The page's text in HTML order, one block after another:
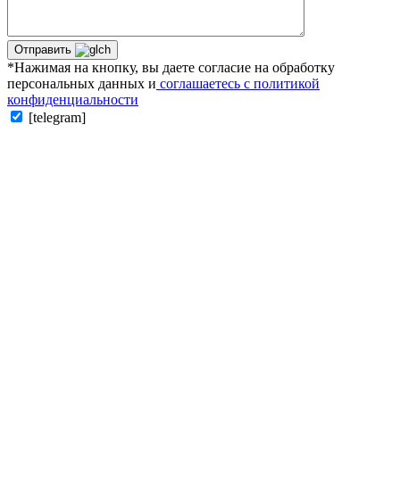
Отправить
*Нажимая на кнопку, вы даете согласие на обработку
персональных данных и соглашаетесь с политикой
конфиденциальности
[telegram]